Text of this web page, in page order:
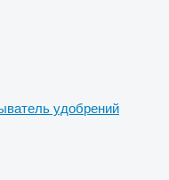
удобрений